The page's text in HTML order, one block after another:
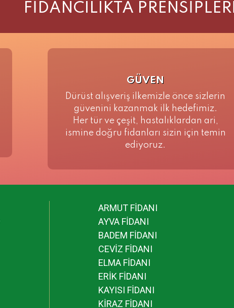
FİDANCILIKTA
GÜVEN
Dürüst alışveriş ilkemizle önce sizlerin
güvenini kazanmak ilk hedefimiz.
Her tür ve çeşit, hastalıklardan ari,
ismine doğru fidanları sizin için temin
ediyoruz.
ARMUT FİDANI
AYVA FİDANI
BADEM FİDANI
CEVİZ FİDANI
ELMA FİDANI
ERİK FİDANI
KAYISI FİDANI
KİRAZ FİDANI